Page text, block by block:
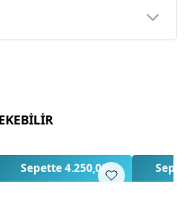
yapılmamış.
Sepette 4.250,00